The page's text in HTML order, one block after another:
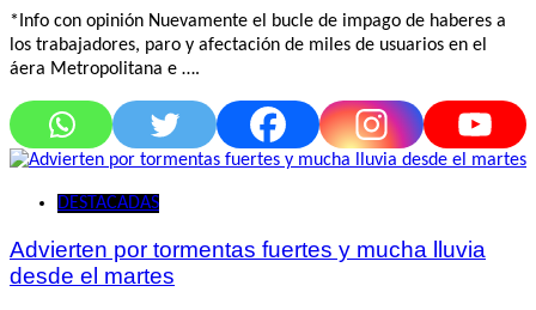
*Info con opinión Nuevamente el bucle de impago de haberes a
los trabajadores, paro y afectación de miles de usuarios en el
áera Metropolitana e ….
DESTACADAS
Advierten por tormentas fuertes y mucha lluvia
desde el martes